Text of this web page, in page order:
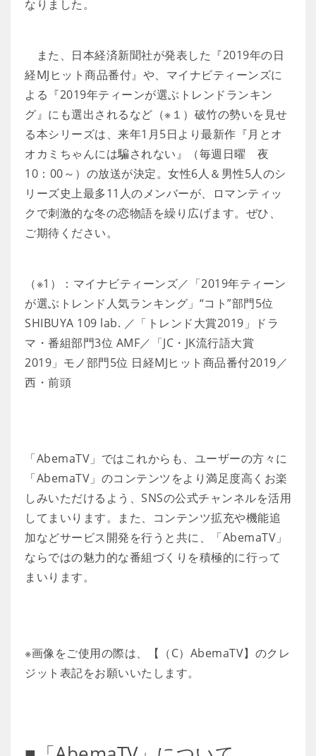
なりました。
また、日本経済新聞社が発表した『2019年の日
経MJヒット商品番付』や、マイナビティーンズに
よる『2019年ティーンが選ぶトレンドランキン
グ』にも選出されるなど（※１）破竹の勢いを見せ
る本シリーズは、来年1月5日より最新作『月とオ
オカミちゃんには騙されない』（毎週日曜 夜
10：00～）の放送が決定。女性6人＆男性5人のシ
リーズ史上最多11人のメンバーが、ロマンティッ
クで刺激的な冬の恋物語を繰り広げます。ぜひ、
ご期待ください。
（※1）：マイナビティーンズ／「2019年ティーン
が選ぶトレンド人気ランキング」“コト”部門5位
SHIBUYA 109 lab. ／「トレンド大賞2019」ドラ
マ・番組部門3位 AMF／「JC・JK流行語大賞
2019」モノ部門5位 日経MJヒット商品番付2019／
西・前頭
「AbemaTV」ではこれからも、ユーザーの方々に
「AbemaTV」のコンテンツをより満足度高くお楽
しみいただけるよう、SNSの公式チャンネルを活用
してまいります。また、コンテンツ拡充や機能追
加などサービス開発を行うと共に、「AbemaTV」
ならではの魅力的な番組づくりを積極的に行って
まいります。
※画像をご使用の際は、【（C）AbemaTV】のクレ
ジット表記をお願いいたします。